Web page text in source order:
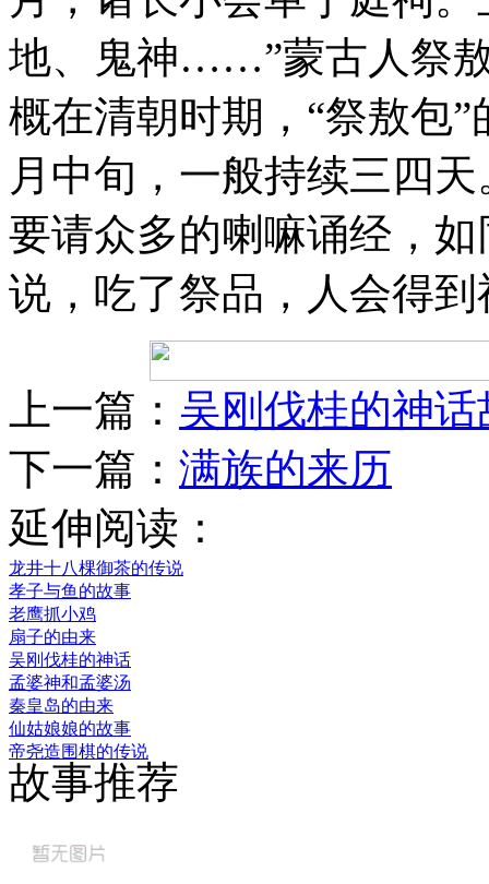
地、鬼神……”蒙古人祭
概在清朝时期，“祭敖包
月中旬，一般持续三四
要请众多的喇嘛诵经，
说，吃了祭品，人会得到
上一篇： 吴刚伐桂的神话
下一篇： 满族的来历
延伸阅读：
龙井十八棵御茶的传说
孝子与鱼的故事
老鹰抓小鸡
扇子的由来
吴刚伐桂的神话
孟婆神和孟婆汤
秦皇岛的由来
仙姑娘娘的故事
帝尧造围棋的传说
故事推荐